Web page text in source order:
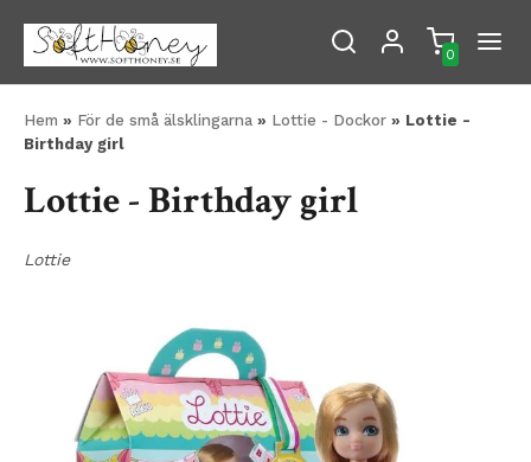
0
Hem » För de små älsklingarna » Lottie - Dockor » Lottie -
Birthday girl
Lottie - Birthday girl
Lottie